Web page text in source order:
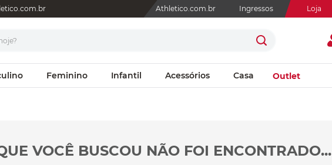
Athletico.com.br Ingressos Loja
Feminino Infantil Acessórios Casa Outlet
VOCÊ BUSCOU NÃO FOI ENCONTRADO...